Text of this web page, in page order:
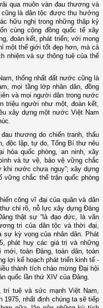
qua muôn vàn đau thương và
là dân tộc được thụ hưởng
hữu nghị trong những thập kỷ
cùng cộng đồng quốc tế xây
đoàn kết, phát triển; với mong
một thế giới tốt đẹp hơn, mà cả
nhiệm và sự thông tuệ của thế
thống nhất đất nước cũng là
mọi tầng lớp nhân dân, đồng
và mọi người dân trong nước
triệu người như một, đoàn kết,
xây dựng một nước Việt Nam
thương do chiến tranh, thấu
độc lập, tự do, Tổng Bí thư nêu
hóa quốc phòng, an ninh, xây
và tự vệ, bảo vệ vững chắc
khi nước chưa nguy”; xây dựng
vững chắc thế trận quốc phòng
công vĩ đại của quân và dân
chỉ rõ, nỗ lực xây dựng Đảng
thật sự “là đạo đức, là văn
tri của dân tộc và thời đại,
kỳ vọng của nhân dân. Phát
phát huy các giá trị và những
toàn Đảng, toàn dân, toàn
lợi kế hoạch phát triển kinh tế -
thành tích chào mừng Đại hội
quốc lần thứ XIV của Đảng.
trí tuệ và sức mạnh Việt Nam,
1975, nhất định chúng ta sẽ tiếp